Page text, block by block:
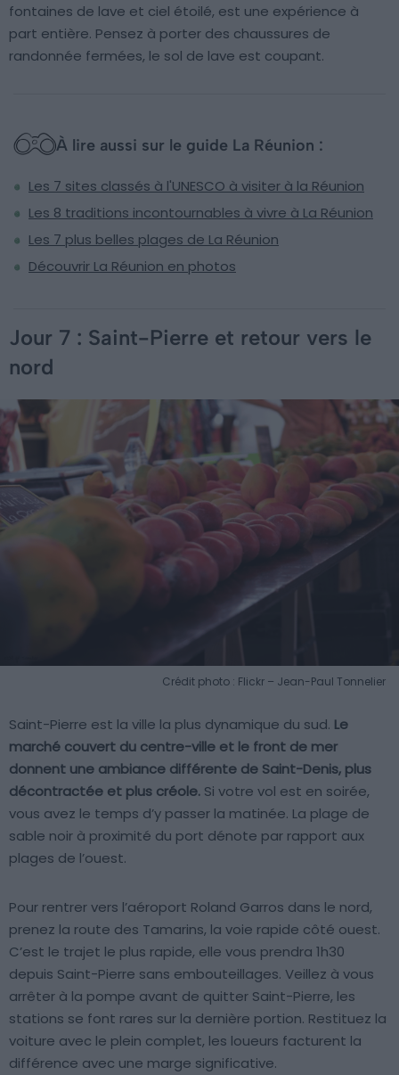
fontaines de lave et ciel étoilé, est une expérience à
part entière. Pensez à porter des chaussures de
randonnée fermées, le sol de lave est coupant.
À lire aussi sur le guide La Réunion :
Les 7 sites classés à l'UNESCO à visiter à la Réunion
Les 8 traditions incontournables à vivre à La Réunion
Les 7 plus belles plages de La Réunion
Découvrir La Réunion en photos
Jour 7 : Saint-Pierre et retour vers le
nord
Crédit photo : Flickr – Jean-Paul Tonnelier
Saint-Pierre est la ville la plus dynamique du sud. Le
marché couvert du centre-ville et le front de mer
donnent une ambiance différente de Saint-Denis, plus
décontractée et plus créole. Si votre vol est en soirée,
vous avez le temps d’y passer la matinée. La plage de
sable noir à proximité du port dénote par rapport aux
plages de l’ouest.
Pour rentrer vers l’aéroport Roland Garros dans le nord,
prenez la route des Tamarins, la voie rapide côté ouest.
C’est le trajet le plus rapide, elle vous prendra 1h30
depuis Saint-Pierre sans embouteillages. Veillez à vous
arrêter à la pompe avant de quitter Saint-Pierre, les
stations se font rares sur la dernière portion. Restituez la
voiture avec le plein complet, les loueurs facturent la
différence avec une marge significative.